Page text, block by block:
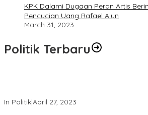
KPK Dalami Dugaan Peran Artis
Pencucian Uang Rafael Alun
March 31, 2023
Politik Terbaru
In Politik|April 27, 2023